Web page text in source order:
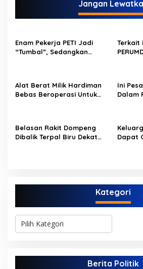
i
p
s
Jangan
Enam Pekerja PETI Jadi
“Tumbal”, Sedangkan
Terkait
Alat Berat Milik Hardiman
Bebas Beroperasi Untuk
Ini
Dalam
Belasan Rakit Dompeng
Dibalik Terpal Biru Dekat
Dapat
Kategori
K
g
Berita Politik